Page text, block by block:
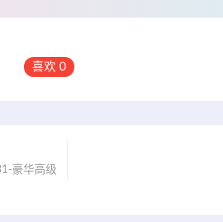
喜欢0
豪华高级